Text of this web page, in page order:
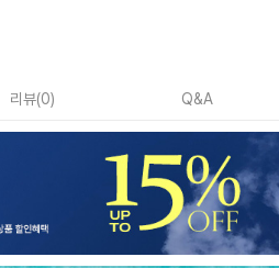
리뷰(0) Q&A